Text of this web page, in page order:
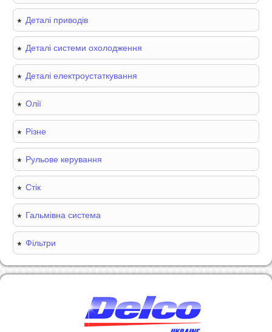
Деталі приводів
Деталі системи охолодження
Деталі електроустаткування
Олії
Різне
Рульове керування
Стік
Гальмівна система
Фільтри